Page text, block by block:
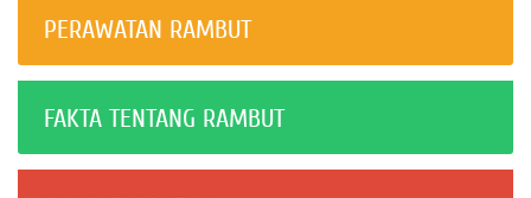
PERAWATAN RAMBUT
FAKTA TENTANG RAMBUT